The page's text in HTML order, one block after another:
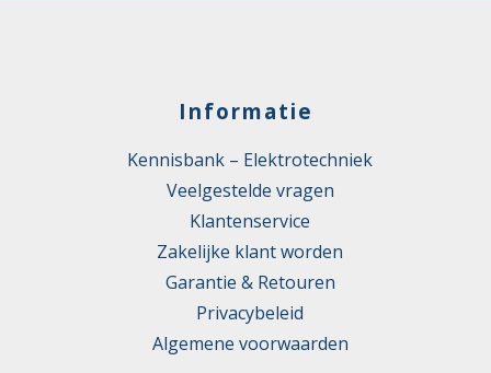
Informatie
Kennisbank – Elektrotechniek
Veelgestelde vragen
Klantenservice
Zakelijke klant worden
Garantie & Retouren
Privacybeleid
Algemene voorwaarden